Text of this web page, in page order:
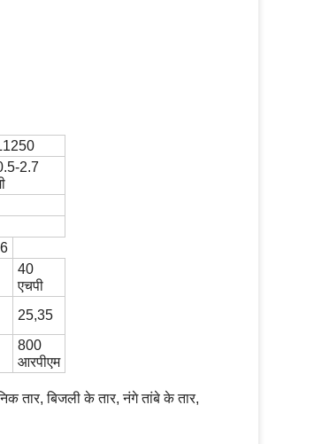
-2.7
40
एचपी
25,35
800
आरपीएम
तार, बिजली के तार, नंगे तांबे के तार,